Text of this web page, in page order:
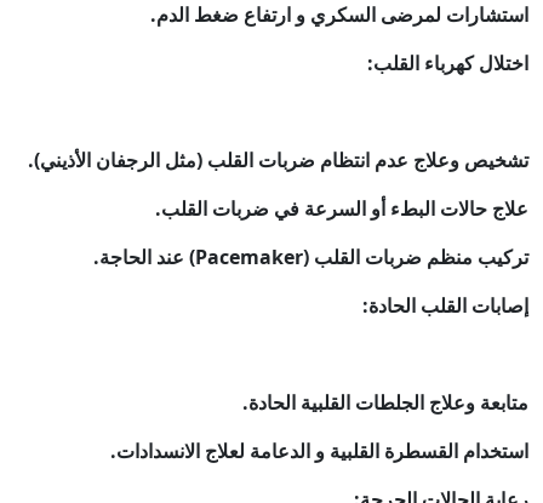
استشارات لمرضى السكري و ارتفاع ضغط الدم.
اختلال كهرباء القلب:
تشخيص وعلاج عدم انتظام ضربات القلب (مثل الرجفان الأذيني).
علاج حالات البطء أو السرعة في ضربات القلب.
تركيب منظم ضربات القلب (Pacemaker) عند الحاجة.
إصابات القلب الحادة:
متابعة وعلاج الجلطات القلبية الحادة.
استخدام القسطرة القلبية و الدعامة لعلاج الانسدادات.